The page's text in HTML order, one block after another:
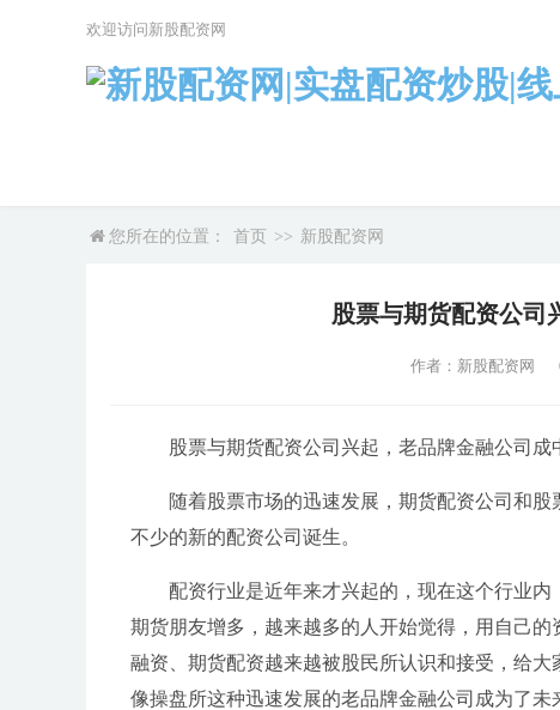
欢迎访问新股配资网
您所在的位置： 首页 >> 新股配资网
股票与期货配资公司
作者：新股配资网
股票与期货配资公司兴起，老品牌金融公司成
随着股票市场的迅速发展，期货配资公司和
不少的新的配资公司诞生。
配资行业是近年来才兴起的，现在这个行业
期货朋友增多，越来越多的人开始觉得，用自己
融资、期货配资越来越被股民所认识和接受，给
像操盘所这种迅速发展的老品牌金融公司成为了